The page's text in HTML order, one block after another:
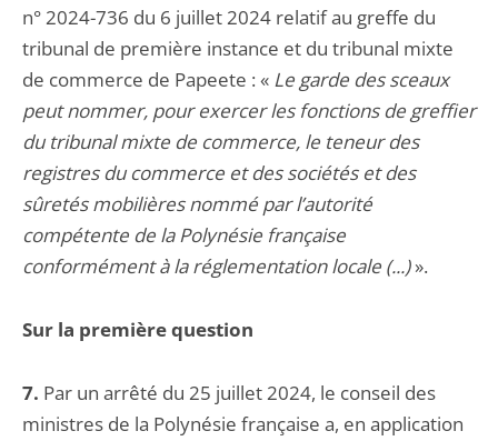
n° 2024-736 du 6 juillet 2024 relatif au greffe du
tribunal de première instance et du tribunal mixte
de commerce de Papeete : « Le garde des sceaux
peut nommer, pour exercer les fonctions de greffier
du tribunal mixte de commerce, le teneur des
registres du commerce et des sociétés et des
sûretés mobilières nommé par l’autorité
compétente de la Polynésie française
conformément à la réglementation locale (...)».
Sur la première question
7. Par un arrêté du 25 juillet 2024, le conseil des
ministres de la Polynésie française a, en application